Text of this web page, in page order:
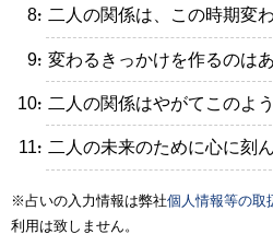
・二人の関係は、この時期変
・変わるきっかけを作るのは
・二人の関係はやがてこのよ
・二人の未来のために心に刻
※占いの入力情報は弊社個人情報等の取
利用は致しません。